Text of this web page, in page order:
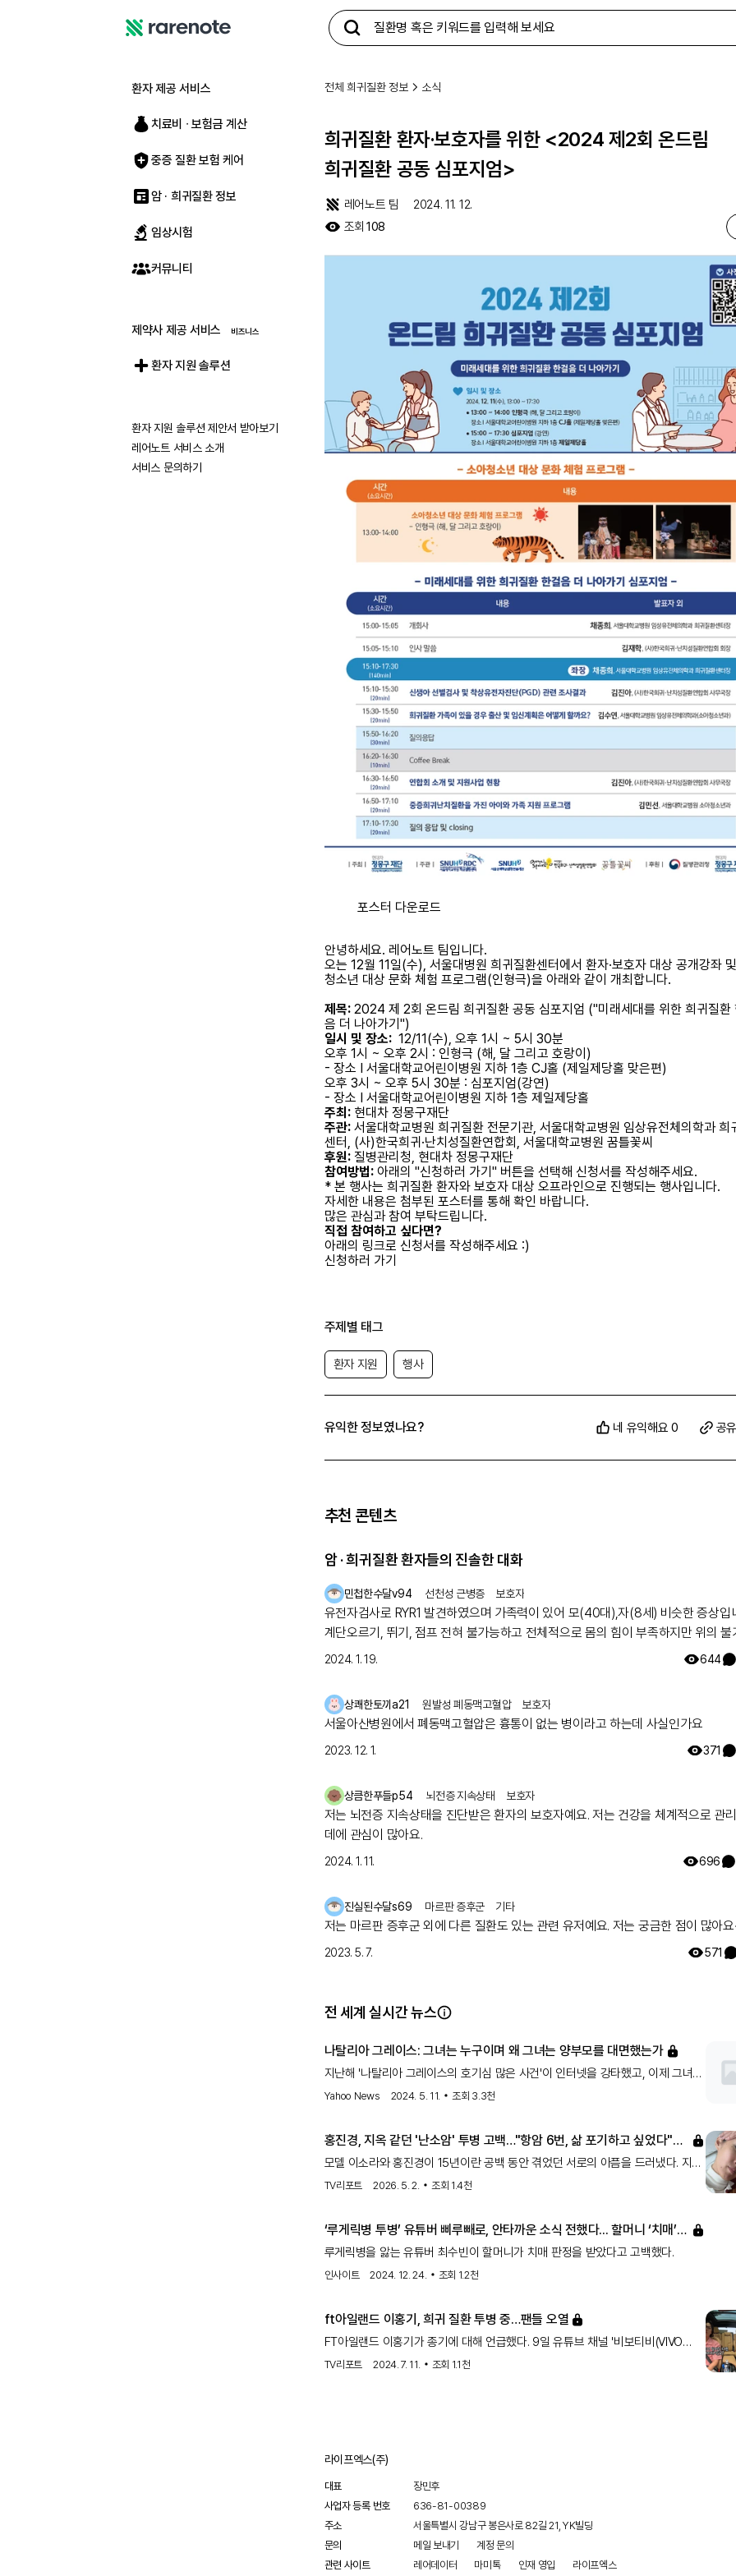
트
환자 제공 서비스
치료비 ∙ 보험금 계산
중증 질환 보험 케어
암 · 희귀질환 정보
임상시험
커뮤니티
제약사 제공 서비스
환자 지원 솔루션
환자 지원 솔루션 제안서 받아보기
레어노트 서비스 소개
서비스 문의하기
전체 희귀질환 정보 소식
희귀질환 환자·보호자를 위한 <2024 제2회 온드림
희귀질환 공동 심포지엄>
레어노트 팀
2024. 11. 12.
조회 108
포스터 다운로드
안녕하세요. 레어노트 팀입니다.
오는 12월 11일(수), 서울대병원 희귀질환센터에서 환자·보호자 대상 공개강좌
청소년 대상 문화 체험 프로그램(인형극)을 아래와 같이 개최합니다.
제목:2024 제 2회 온드림 희귀질환 공동 심포지엄 ("미래세대를 위한 희귀질환
음 더 나아가기")
일시 및 장소:12/11(수), 오후 1시 ~ 5시 30분
오후 1시 ~ 오후 2시 : 인형극 (해, 달 그리고 호랑이)
- 장소 I 서울대학교어린이병원 지하 1층 CJ홀 (제일제당홀 맞은편)
오후 3시 ~ 오후 5시 30분 : 심포지엄(강연)
- 장소 I 서울대학교어린이병원 지하 1층 제일제당홀
주최:현대차 정몽구재단
주관:서울대학교병원 희귀질환 전문기관, 서울대학교병원 임상유전체의학과 희
센터, (사)한국희귀·난치성질환연합회, 서울대학교병원 꿈틀꽃씨
후원:질병관리청, 현대차 정몽구재단
참여방법:아래의 "신청하러 가기" 버튼을 선택해 신청서를 작성해주세요.
* 본 행사는 희귀질환 환자와 보호자 대상 오프라인으로 진행되는 행사입니다.
자세한 내용은 첨부된 포스터를 통해 확인 바랍니다.
많은 관심과 참여 부탁드립니다.
직접 참여하고 싶다면?
아래의 링크로 신청서를 작성해주세요 :)
신청하러 가기
주제별 태그
환자 지원 행사
유익한 정보였나요? 네 유익해요 0 공
추천 콘텐츠
암 · 희귀질환 환자들의 진솔한 대화
민첩한수달v94 선천성 근병증 보호자
유전자검사로 RYR1 발견하였으며 가족력이 있어 모(40대),자(8세) 비슷한 증상입니다.
계단오르기, 뛰기, 점프 전혀 불가능하고 전체적으로 몸의 힘이 부족하지만 위의 불
점을 빼고는 힘들지만 일상생활 가능합니다. 모의 유아시절인 35년전 서울대병원 진료를
지내다가 출산후 첫째아이도 같은 증상으로 서울대병원 방문하여 근육병의심으로
검사를 하였으나 정확한 이유는 찾지 못했고 국내에는 없는 유형이며 다른나라에도
케이스가 있나 알아보기로 하고 주기적으로 외래만 다녔습니다. 그렇게 아이가 7세가 되
고 지방병원에서 ryr1 발견하였고 드디어 모자 모두 최종진단 받았어요. 이 글 작성후 한달
기다려보자고 하십니다 ㅠㅠ
2024. 1. 19. 644
상쾌한토끼a21 원발성 폐동맥고혈압 보호자
서울아산병원에서 폐동맥고혈압은 흉통이 없는 병이라고 하는데 사실인가요
2023. 12. 1. 371
상큼한푸들p54 뇌전증 지속상태 보호자
저는 뇌전증 지속상태을 진단받은 환자의 보호자예요. 저는 건강을 체계적으로 관
데에 관심이 많아요.
2024. 1. 11. 696
진실된수달s69 마르판 증후군 기타
저는 마르판 증후군 외에 다른 질환도 있는 관련 유저예요. 저는 궁금한 점이 많아
2023. 5. 7. 571
전 세계 실시간 뉴스
나탈리아 그레이스: 그녀는 누구이며 왜 그녀는 양부모를 대면했는가
지난해 '나탈리아 그레이스의 호기심 많은 사건'이 인터넷을 강타했고, 이제 그녀가
자신의 이야기를 하고 있습니다.
Yahoo News 2024. 5. 11. 조회 3.3천
홍진경, 지옥 같던 '난소암' 투병 고백…"항암 6번, 삶 포기하고 싶었다"
('소라와 진경')
모델 이소라와 홍진경이 15년이란 공백 동안 겪었던 서로의 아픔을 드러냈다. 지난
26일 첫 방송된 MBC '소라와 진경'에서 두 사람은 연예계 생활 도중 겪었던
TV리포트 2026. 5. 2. 조회 1.4천
‘루게릭병 투병’ 유튜버 삐루빼로, 안타까운 소식 전했다... 할머니 ‘치매’
판정
루게릭병을 앓는 유튜버 최수빈이 할머니가 치매 판정을 받았다고 고백했다.
인사이트 2024. 12. 24. 조회 1.2천
ft아일랜드 이홍기, 희귀 질환 투병 중…팬들 오열
FT아일랜드 이홍기가 종기에 대해 언급했다. 9일 유튜브 채널 '비보티비(VIVO
TV)'에는 '원조 아이돌 밴드 이홍기랑 한 차로 가'란 제목의 영상이 게재됐다.
TV리포트 2024. 7. 11. 조회 1.1천
라이프엑스(주)
대표
장민후
사업자 등록 번호
636-81-00389
주소
서울특별시 강남구 봉은사로 82길 21, YK빌딩
문의
메일 보내기
계정 문의
관련 사이트
레어데이터 마미톡 인재 영입 라이프엑스